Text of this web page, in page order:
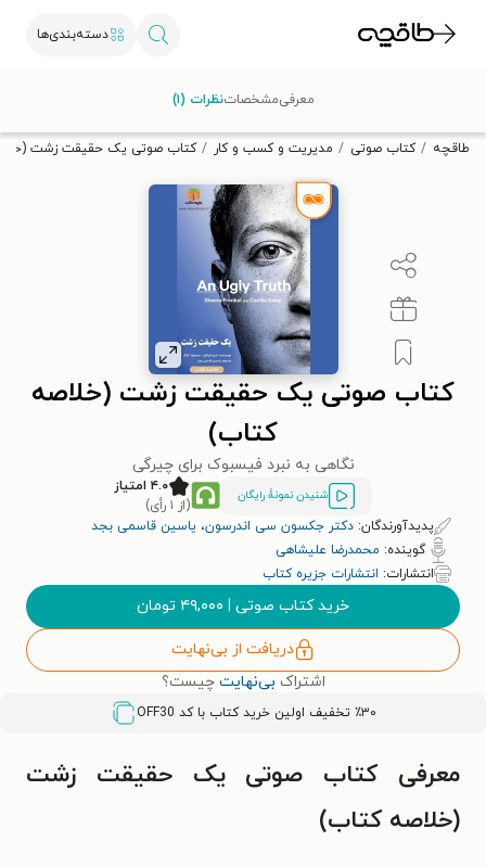
دسته‌بندی‌ها
تخفیف از طاقچه دریافت کن.
طاقچه کتاب صوتی مدیریت و کسب و کار کتاب صوتی یک حقیقت زشت
کتاب صوتی یک حقیقت زشت (خلاصه
کتاب)
نگاهی به نبرد فیسبوک برای چیرگی
شنیدن نمونۀ رایگان
۴.۰ امتیاز
(از ۱ رأی)
پدیدآورندگان: دکتر جکسون سی اندرسون، یاسین قاسمی بجد
گوینده: محمدرضا علیشاهی
انتشارات: انتشارات جزیره کتاب
خرید کتاب صوتی | ۴۹,۰۰۰ تومان
دریافت از بی‌نهایت
اشتراک بی‌نهایت چیست؟
٪۳۰ تخفیف اولین خرید کتاب با کد OFF30
معرفیمشخصاتنظرات (۱)
معرفی کتاب صوتی یک حقیقت زشت
(خلاصه کتاب)